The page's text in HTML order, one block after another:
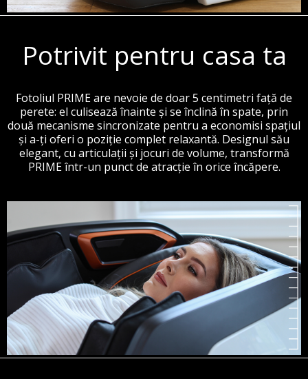
Potrivit pentru casa ta
Fotoliul PRIME are nevoie de doar 5 centimetri față de
perete: el culisează înainte și se înclină în spate, prin
două mecanisme sincronizate pentru a economisi spațiul
și a-ți oferi o poziție complet relaxantă. Designul său
elegant, cu articulații și jocuri de volume, transformă
PRIME într-un punct de atracție în orice încăpere.